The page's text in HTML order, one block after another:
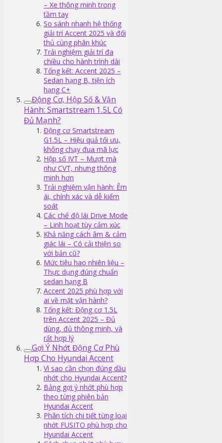
– Xe thông minh trong
tầm tay
So sánh nhanh hệ thống
giải trí Accent 2025 và đối
thủ cùng phân khúc
Trải nghiệm giải trí đa
chiều cho hành trình dài
Tổng kết: Accent 2025 –
Sedan hạng B, tiện ích
hạng C+
Động Cơ, Hộp Số & Vận
Hành: Smartstream 1.5L Có
Đủ Mạnh?
Động cơ Smartstream
G1.5L – Hiệu quả tối ưu,
không chạy đua mã lực
Hộp số IVT – Mượt mà
như CVT, nhưng thông
minh hơn
Trải nghiệm vận hành: Êm
ái, chính xác và dễ kiểm
soát
Các chế độ lái Drive Mode
– Linh hoạt tùy cảm xúc
Khả năng cách âm & cảm
giác lái – Có cải thiện so
với bản cũ?
Mức tiêu hao nhiên liệu –
Thực dụng đúng chuẩn
sedan hạng B
Accent 2025 phù hợp với
ai về mặt vận hành?
Tổng kết: Động cơ 1.5L
trên Accent 2025 – Đủ
dùng, đủ thông minh, và
rất hợp lý
Gợi Ý Nhớt Động Cơ Phù
Hợp Cho Hyundai Accent
Vì sao cần chọn đúng dầu
nhớt cho Hyundai Accent?
Bảng gợi ý nhớt phù hợp
theo từng phiên bản
Hyundai Accent
Phân tích chi tiết từng loại
nhớt FUSITO phù hợp cho
Hyundai Accent